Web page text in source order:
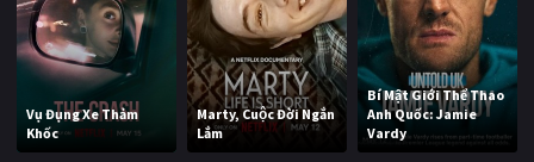
Vụ Đụng Xe Thảm
Khốc
Marty, Cuộc Đời Ngắn
Lắm
Bí Mật Giới Thể Thao
Anh Quốc: Jamie
Vardy